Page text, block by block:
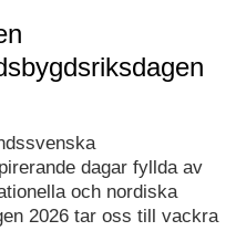
dagar fyllda av
och nordiska
2026 tar oss till vackra